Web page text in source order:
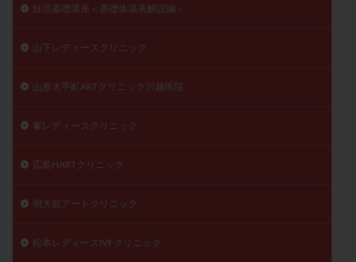
妊活基礎講座＜基礎体温表解説編＞
山下レディースクリニック
山形大手町ARTクリニック川越医院
峯レディースクリニック
広島HARTクリニック
明大前アートクリニック
松本レディースIVFクリニック